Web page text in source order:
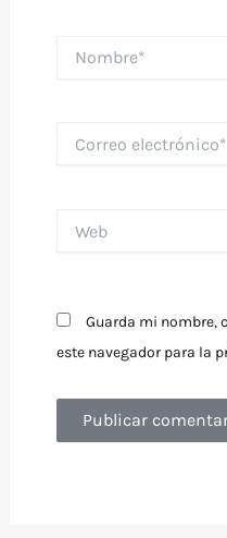
electrónico*
Guarda mi nombre,
este navegador para la